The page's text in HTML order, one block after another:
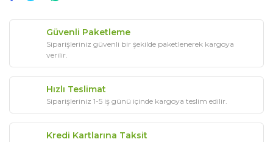
Güvenli Paketleme
Siparişleriniz güvenli bir şekilde paketlenerek kargoya
verilir.
Hızlı Teslimat
Siparişleriniz 1-5 iş günü içinde kargoya teslim edilir.
Kredi Kartlarına Taksit